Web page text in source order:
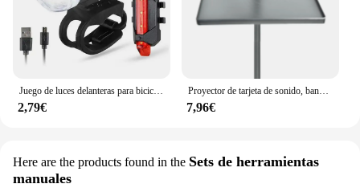
Juego de luces delanteras para bicicleta, luz trasera recargable por USB, fácil de instalar, 3 modos, accesorios para bicicleta, 2218
2,79€
Proyector de tarjeta de sonido, bandeja estable, plataforma de plástico negro para lámpara de anillo de media luna, luz fotográfica en trípode, soporte para micrófono
7,96€
Here are the products found in the Sets de herramientas
manuales